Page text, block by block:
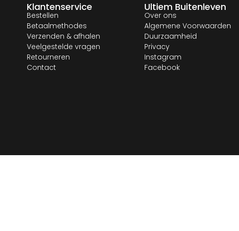
Klantenservice
Bestellen
Betaalmethodes
Verzenden & afhalen
Veelgestelde vragen
Retourneren
Contact
Ultiem Buitenleven
Over ons
Algemene Voorwaarden
Duurzaamheid
Privacy
Instagram
Facebook